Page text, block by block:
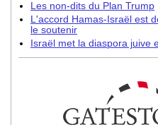
Les non-dits du Plan Trump
L'accord Hamas-Israël est
le soutenir
Israël met la diaspora juive